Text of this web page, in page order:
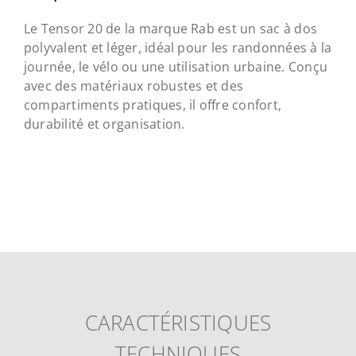
Le Tensor 20 de la marque Rab est un sac à dos
polyvalent et léger, idéal pour les randonnées à la
journée, le vélo ou une utilisation urbaine. Conçu
avec des matériaux robustes et des
compartiments pratiques, il offre confort,
durabilité et organisation.
CARACTÉRISTIQUES